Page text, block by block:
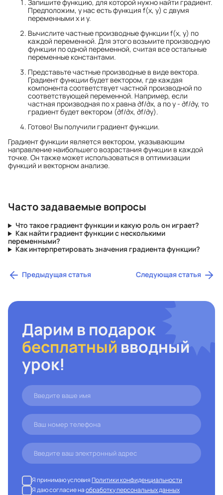
Запишите функцию, для которой нужно найти градиент.
Предположим, у нас есть функция f(x, y) с двумя
переменными x и y.
Вычислите частные производные функции f(x, y) по
каждой переменной. Для этого возьмите производную
функции по одной переменной, считая все остальные
переменные константами.
Представьте частные производные в виде вектора.
Градиент функции будет вектором, где каждая
компонента соответствует частной производной по
соответствующей переменной. Например, если
частная производная по x равна ∂f/∂x, а по y - ∂f/∂y, то
градиент будет вектором (∂f/∂x, ∂f/∂y).
Готово! Вы получили градиент функции.
Градиент функции является вектором, указывающим
направление наибольшего возрастания функции в каждой
точке. Он также может использоваться в оптимизации
функций и векторном анализе.
Часто задаваемые вопросы
Что такое градиент функции и какую роль он играет?
Как найти градиент функции с несколькими
переменными?
Как интерпретировать значения градиента функции?
Предыдущая статья Следующая статья
Дарим в подарок
бесплатный вводный
урок!
Я принимаю условияПолитики конфиденциальности
Я даю согласие наобработку персональных данных